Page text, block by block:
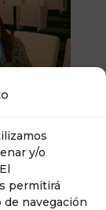
y/o
permitirá
navegación